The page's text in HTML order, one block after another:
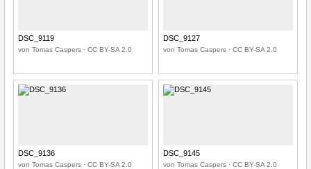
DSC_9119
von Tomas Caspers · CC BY-SA 2.0
DSC_9127
von Tomas Caspers · CC BY-SA 2.0
DSC_9136
von Tomas Caspers · CC BY-SA 2.0
DSC_9145
von Tomas Caspers · CC BY-SA 2.0